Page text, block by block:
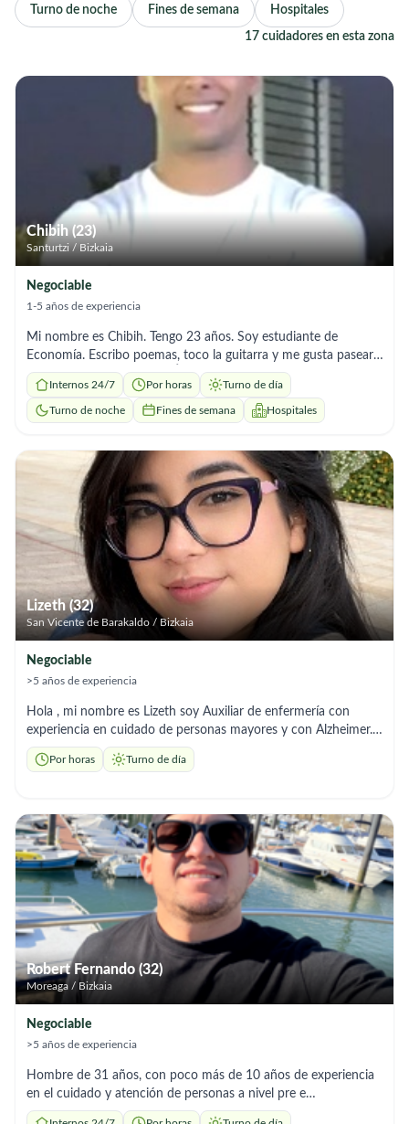
Turno de noche Fines de semana Hospitales
17 cuidadores en esta zona
Chibih (23)
Santurtzi / Bizkaia
Negociable
1-5 años de experiencia
Mi nombre es Chibih. Tengo 23 años. Soy estudiante de
Economía. Escribo poemas, toco la guitarra y me gusta pasear.
Podéis buscar en Google: Ángel Chibih El Mami Nadjem. Mi
origen es saharaui, me he criado en un entorno de amabilidad,
empatía y respeto. Me encantaría poder cuidar de quien lo
que a simple vista puede ser simple, pero que derrama vida y
experiencia. Puedo incorporarme de manera inmediata, si se
precisa, tomar un café antes de llevar a cabo el contacto, para
poder comprobar de primera mano la sinergia, actitud y
situación. Salud y Paz.
Internos 24/7 Por horas Turno de día
Turno de noche Fines de semana Hospitales
Lizeth (32)
San Vicente de Barakaldo / Bizkaia
Negociable
>5 años de experiencia
Hola , mi nombre es Lizeth soy Auxiliar de enfermería con
experiencia en cuidado de personas mayores y con Alzheimer.
Experiencia en: ✔️ Movilidad reducida y uso de grúa ✔️
Cambios posturales ✔️ Higiene personal ✔️ Control de
interna, externa o por horas. Disponibilidad inmediata en
Barakaldo, Bilbao y alrededores. Responsable, cariñosa y con
experiencia real. Puedo adaptarme a horarios. Interesados
contactar por mensaje o llamada.
Por horas Turno de día
Robert Fernando (32)
Moreaga / Bizkaia
Negociable
>5 años de experiencia
Hombre de 31 años, con poco más de 10 años de experiencia
en el cuidado y atención de personas a nivel pre e
intrahospitalario; trato siempre de hacer lo mejor por mis